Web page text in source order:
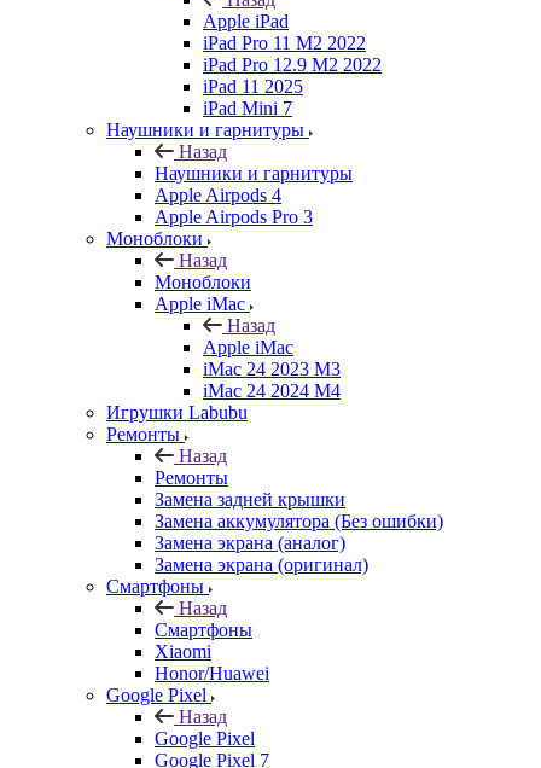
Apple iPad
iPad Pro 11 M2 2022
iPad Pro 12.9 M2 2022
iPad 11 2025
iPad Mini 7
Наушники и гарнитуры
Назад
Наушники и гарнитуры
Apple Airpods 4
Apple Airpods Pro 3
Моноблоки
Назад
Моноблоки
Apple iMac
Назад
Apple iMac
iMac 24 2023 M3
iMac 24 2024 M4
Игрушки Labubu
Ремонты
Назад
Ремонты
Замена задней крышки
Замена аккумулятора (Без ошибки)
Замена экрана (аналог)
Замена экрана (оригинал)
Смартфоны
Назад
Смартфоны
Xiaomi
Honor/Huawei
Google Pixel
Назад
Google Pixel
Google Pixel 7